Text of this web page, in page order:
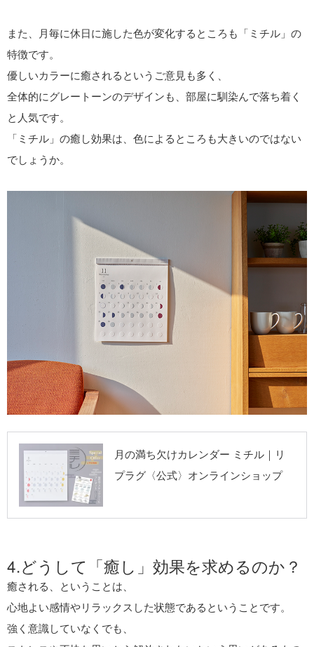
また、月毎に休日に施した色が変化するところも「ミチル」の
特徴です。
優しいカラーに癒されるというご意見も多く、
全体的にグレートーンのデザインも、部屋に馴染んで落ち着く
と人気です。
「ミチル」の癒し効果は、色によるところも大きいのではない
でしょうか。
リプラグ《公式》
オンラインショッ
プ
月の満ち欠けカレンダー ミチル｜リ
プラグ〈公式〉オンラインショップ
4.どうして「癒し」効果を求めるのか？
癒される、ということは、
心地よい感情やリラックスした状態であるということです。
強く意識していなくでも、